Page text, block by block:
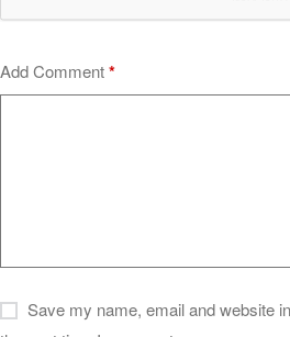
Add Comment*
Save my name, email and website